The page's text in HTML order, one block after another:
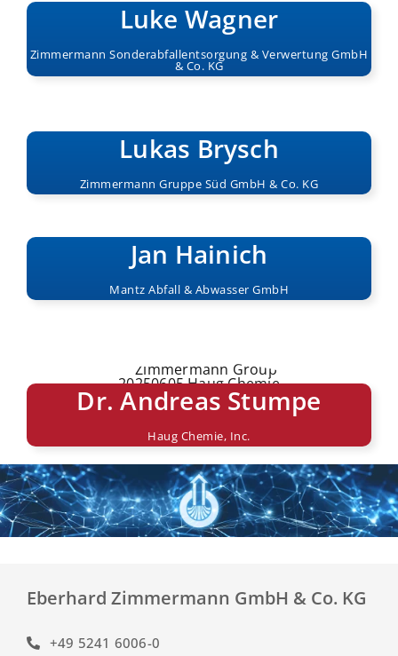
Luke Wagner
Zimmermann Sonderabfallentsorgung & VerwertungGmbH
& Co. KG
Lukas Brysch
Zimmermann Gruppe Süd GmbH & Co. KG
Jan Hainich
Mantz Abfall & Abwasser GmbH
Dr. Andreas Stumpe
Haug Chemie, Inc.
Eberhard Zimmermann GmbH & Co. KG
+49 5241 6006-0